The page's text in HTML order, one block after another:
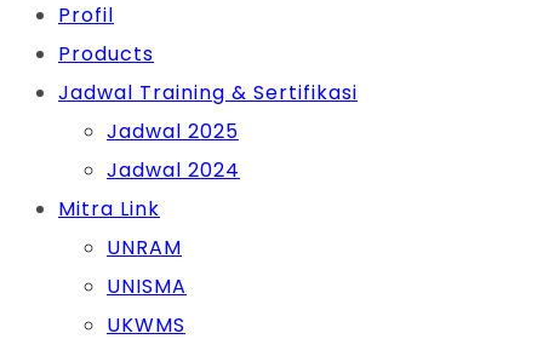
Profil
Products
Jadwal Training & Sertifikasi
Jadwal 2025
Jadwal 2024
Mitra Link
UNRAM
UNISMA
UKWMS